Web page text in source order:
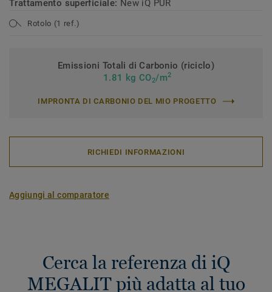
Trattamento superficiale: New iQ PUR
Rotolo (1 ref.)
Emissioni Totali di Carbonio (riciclo)
1.81 kg CO2/m2
IMPRONTA DI CARBONIO DEL MIO PROGETTO
RICHIEDI INFORMAZIONI
Aggiungi al comparatore
Cerca la referenza di iQ
MEGALIT più adatta al tuo